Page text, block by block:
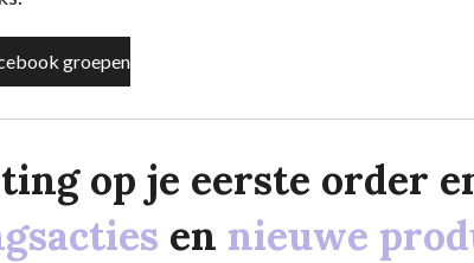
groepen
op je eerste order
en nieuwe